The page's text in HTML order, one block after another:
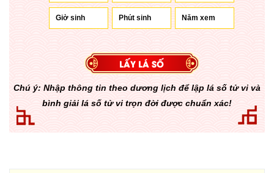
Chú ý: Nhập thông tin theo dương lịch để lập lá số tử vi và
bình giải lá số tử vi trọn đời được chuẩn xác!